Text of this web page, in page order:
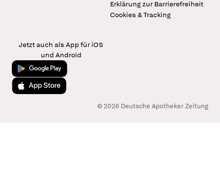
Erklärung zur Barrierefreiheit
Cookies & Tracking
Jetzt auch als App für iOS
und Android
Jetzt bei Google Play
Laden im App Store
© 2026 Deutsche Apotheker Zeitung